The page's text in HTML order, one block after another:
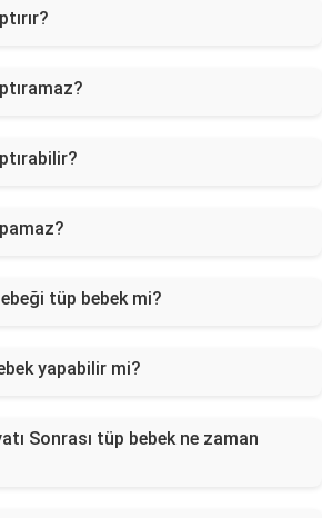
tüp bebek mi?
yapabilir mi?
Sonrası tüp bebek ne zaman